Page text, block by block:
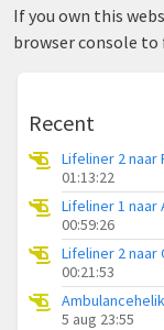
If you own this
browser console to
Recent
Lifeliner 2 naar
01:13:22
Lifeliner 1
00:59:26
Lifeliner 2
00:21:53
5 aug 23:55